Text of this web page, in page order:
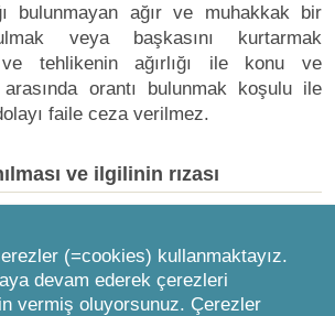
bulunmayan ağır ve muhakkak bir
veya başkasını kurtarmak
tehlikenin ağırlığı ile konu ve
arasında orantı bulunmak koşulu ile
faile ceza verilmez.
ve ilgilinin rızası
kimseye ceza verilmez.
(=cookies) kullanmaktayız.
devam ederek çerezleri
vermiş oluyorsunuz. Çerezler